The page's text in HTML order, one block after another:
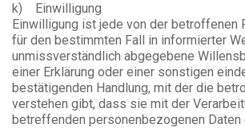
k) Einwilligung
Einwilligung ist jede von der betroffenen
für den bestimmten Fall in informierter
unmissverständlich abgegebene
einer Erklärung oder einer sonstigen
bestätigenden Handlung, mit der die
verstehen gibt, dass sie mit der
betreffenden personenbezogenen Daten